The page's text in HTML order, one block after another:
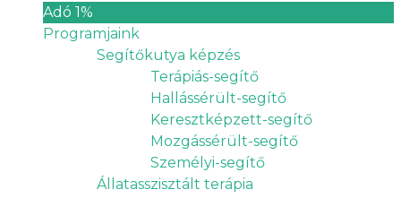
Adó 1%
Programjaink
Segítőkutya képzés
Terápiás-segítő
Hallássérült-segítő
Keresztképzett-segítő
Mozgássérült-segítő
Személyi-segítő
Állatasszisztált terápia